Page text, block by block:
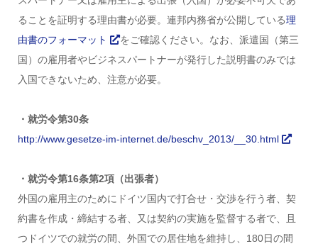
ることを証明する理由書が必要。連邦内務省が公開している理
由書のフォーマット
をご確認ください。なお、派遣国（第三
国）の雇用者やビジネスパートナーが発行した説明書のみでは
入国できないため、注意が必要。
・就労令第30条
http://www.gesetze-im-internet.de/beschv_2013/__30.html
・就労令第16条第2項（出張者）
外国の雇用主のためにドイツ国内で打合せ・交渉を行う者、契
約書を作成・締結する者、又は契約の実施を監督する者で、且
つドイツでの就労の間、外国での居住地を維持し、180日の間